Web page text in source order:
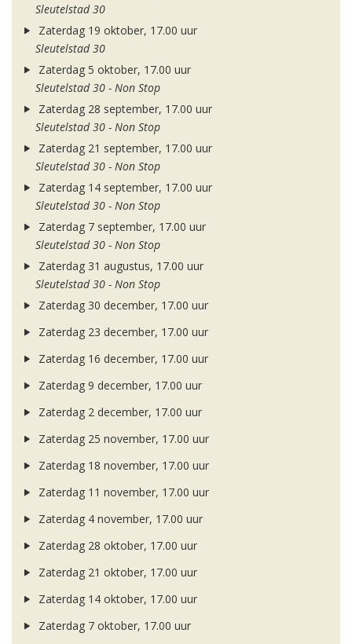
Sleutelstad 30
Zaterdag 19 oktober, 17.00 uur
Sleutelstad 30
Zaterdag 5 oktober, 17.00 uur
Sleutelstad 30 - Non Stop
Zaterdag 28 september, 17.00 uur
Sleutelstad 30 - Non Stop
Zaterdag 21 september, 17.00 uur
Sleutelstad 30 - Non Stop
Zaterdag 14 september, 17.00 uur
Sleutelstad 30 - Non Stop
Zaterdag 7 september, 17.00 uur
Sleutelstad 30 - Non Stop
Zaterdag 31 augustus, 17.00 uur
Sleutelstad 30 - Non Stop
Zaterdag 30 december, 17.00 uur
Zaterdag 23 december, 17.00 uur
Zaterdag 16 december, 17.00 uur
Zaterdag 9 december, 17.00 uur
Zaterdag 2 december, 17.00 uur
Zaterdag 25 november, 17.00 uur
Zaterdag 18 november, 17.00 uur
Zaterdag 11 november, 17.00 uur
Zaterdag 4 november, 17.00 uur
Zaterdag 28 oktober, 17.00 uur
Zaterdag 21 oktober, 17.00 uur
Zaterdag 14 oktober, 17.00 uur
Zaterdag 7 oktober, 17.00 uur